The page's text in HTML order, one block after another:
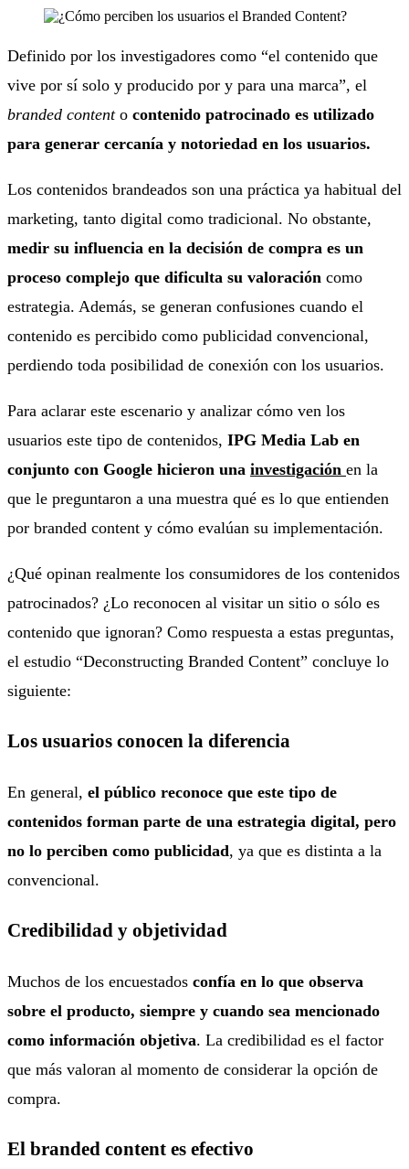
Definido por los investigadores como “el contenido que
vive por sí solo y producido por y para una marca”, el
branded contento contenido patrocinado es utilizado
para generar cercanía y notoriedad en los usuarios.
Los contenidos brandeados son una práctica ya habitual del
marketing, tanto digital como tradicional. No obstante,
medir su influencia en la decisión de compra es un
proceso complejo que dificulta su valoración como
estrategia. Además, se generan confusiones cuando el
contenido es percibido como publicidad convencional,
perdiendo toda posibilidad de conexión con los usuarios.
Para aclarar este escenario y analizar cómo ven los
usuarios este tipo de contenidos, IPG Media Lab en
conjunto con Google hicieron una investigación en la
que le preguntaron a una muestra qué es lo que entienden
por branded content y cómo evalúan su implementación.
¿Qué opinan realmente los consumidores de los contenidos
patrocinados? ¿Lo reconocen al visitar un sitio o sólo es
contenido que ignoran? Como respuesta a estas preguntas,
el estudio “Deconstructing Branded Content” concluye lo
siguiente:
Los usuarios conocen la diferencia
En general, el público reconoce que este tipo de
contenidos forman parte de una estrategia digital, pero
no lo perciben como publicidad, ya que es distinta a la
convencional.
Credibilidad y objetividad
Muchos de los encuestados confía en lo que observa
sobre el producto, siempre y cuando sea mencionado
como información objetiva. La credibilidad es el factor
que más valoran al momento de considerar la opción de
compra.
El branded content es efectivo